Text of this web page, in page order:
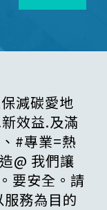
減碳愛地
效益.及滿
#專業=熱
@ 我們讓
要安全。請
務為目的